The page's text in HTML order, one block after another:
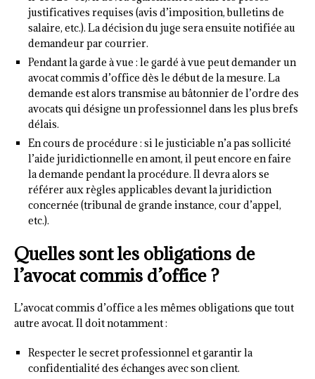
justificatives requises (avis d’imposition, bulletins de
salaire, etc.). La décision du juge sera ensuite notifiée au
demandeur par courrier.
Pendant la garde à vue : le gardé à vue peut demander un
avocat commis d’office dès le début de la mesure. La
demande est alors transmise au bâtonnier de l’ordre des
avocats qui désigne un professionnel dans les plus brefs
délais.
En cours de procédure : si le justiciable n’a pas sollicité
l’aide juridictionnelle en amont, il peut encore en faire
la demande pendant la procédure. Il devra alors se
référer aux règles applicables devant la juridiction
concernée (tribunal de grande instance, cour d’appel,
etc.).
Quelles sont les obligations de
l’avocat commis d’office ?
L’avocat commis d’office a les mêmes obligations que tout
autre avocat. Il doit notamment :
Respecter le secret professionnel et garantir la
confidentialité des échanges avec son client.